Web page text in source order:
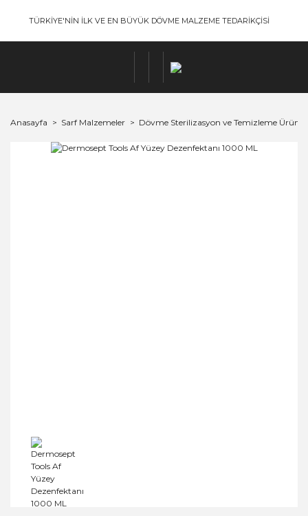
TÜRKİYE'NİN İLK VE EN BÜYÜK DÖVME MALZEME TEDARİKÇİSİ
Anasayfa Sarf Malzemeler Dövme Sterilizasyon ve Temizleme